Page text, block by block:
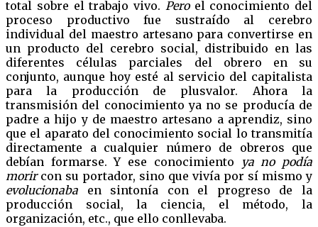
total sobre el trabajo vivo. Peroel conocimiento del
proceso productivo fue sustraído al cerebro
individual del maestro artesano para convertirse en
un producto del cerebro social, distribuido en las
diferentes células parciales del obrero en su
conjunto, aunque hoy esté al servicio del capitalista
para la producción de plusvalor. Ahora la
transmisión del conocimiento ya no se producía de
padre a hijo y de maestro artesano a aprendiz, sino
que el aparato del conocimiento social lo transmitía
directamente a cualquier número de obreros que
debían formarse. Y ese conocimiento
ya no podía
morircon su portador, sino que vivía por sí mismo y
evolucionaba en sintonía con el progreso de la
producción social, la ciencia, el método, la
organización, etc., que ello conllevaba.